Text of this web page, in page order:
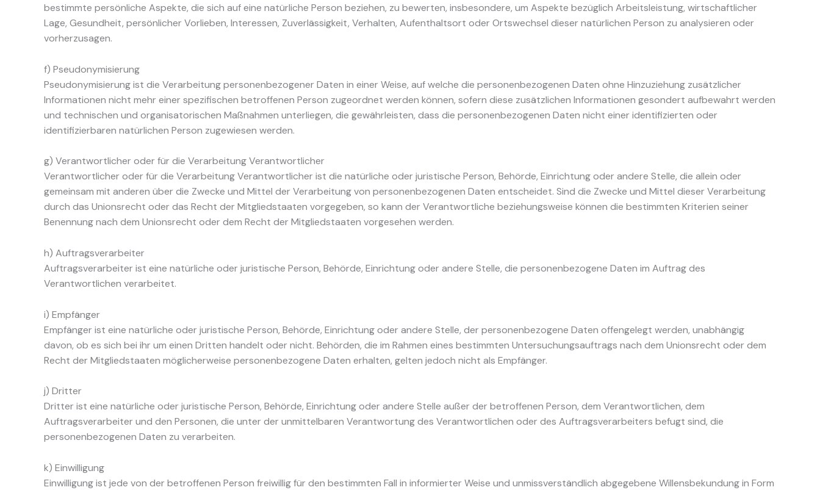
bestimmte persönliche Aspekte, die sich auf eine natürliche Person beziehen, zu bewerten, insbesondere, um Aspekte bezüglich Arbeitsleistung, wirtschaftlicher
Lage, Gesundheit, persönlicher Vorlieben, Interessen, Zuverlässigkeit, Verhalten, Aufenthaltsort oder Ortswechsel dieser natürlichen Person zu analysieren oder
vorherzusagen.
f) Pseudonymisierung
Pseudonymisierung ist die Verarbeitung personenbezogener Daten in einer Weise, auf welche die personenbezogenen Daten ohne Hinzuziehung zusätzlicher
Informationen nicht mehr einer spezifischen betroffenen Person zugeordnet werden können, sofern diese zusätzlichen Informationen gesondert aufbewahrt werden
und technischen und organisatorischen Maßnahmen unterliegen, die gewährleisten, dass die personenbezogenen Daten nicht einer identifizierten oder
identifizierbaren natürlichen Person zugewiesen werden.
g) Verantwortlicher oder für die Verarbeitung Verantwortlicher
Verantwortlicher oder für die Verarbeitung Verantwortlicher ist die natürliche oder juristische Person, Behörde, Einrichtung oder andere Stelle, die allein oder
gemeinsam mit anderen über die Zwecke und Mittel der Verarbeitung von personenbezogenen Daten entscheidet. Sind die Zwecke und Mittel dieser Verarbeitung
durch das Unionsrecht oder das Recht der Mitgliedstaaten vorgegeben, so kann der Verantwortliche beziehungsweise können die bestimmten Kriterien seiner
Benennung nach dem Unionsrecht oder dem Recht der Mitgliedstaaten vorgesehen werden.
h) Auftragsverarbeiter
Auftragsverarbeiter ist eine natürliche oder juristische Person, Behörde, Einrichtung oder andere Stelle, die personenbezogene Daten im Auftrag des
Verantwortlichen verarbeitet.
i) Empfänger
Empfänger ist eine natürliche oder juristische Person, Behörde, Einrichtung oder andere Stelle, der personenbezogene Daten offengelegt werden, unabhängig
davon, ob es sich bei ihr um einen Dritten handelt oder nicht. Behörden, die im Rahmen eines bestimmten Untersuchungsauftrags nach dem Unionsrecht oder dem
Recht der Mitgliedstaaten möglicherweise personenbezogene Daten erhalten, gelten jedoch nicht als Empfänger.
j) Dritter
Dritter ist eine natürliche oder juristische Person, Behörde, Einrichtung oder andere Stelle außer der betroffenen Person, dem Verantwortlichen, dem
Auftragsverarbeiter und den Personen, die unter der unmittelbaren Verantwortung des Verantwortlichen oder des Auftragsverarbeiters befugt sind, die
personenbezogenen Daten zu verarbeiten.
k) Einwilligung
Einwilligung ist jede von der betroffenen Person freiwillig für den bestimmten Fall in informierter Weise und unmissverständlich abgegebene Willensbekundung in Form